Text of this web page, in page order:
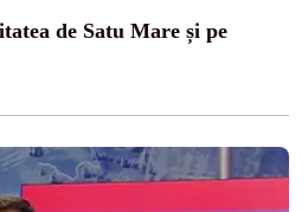
de Satu Mare și pe